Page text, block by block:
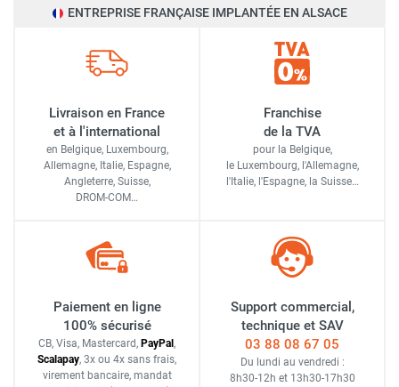
ENTREPRISE FRANÇAISE IMPLANTÉE EN ALSACE
Livraison en France
et à l'international
en Belgique, Luxembourg,
Allemagne, Italie, Espagne,
Angleterre, Suisse,
DROM-COM…
Franchise
de la TVA
pour la Belgique,
le Luxembourg, l'Allemagne,
l'Italie, l'Espagne, la Suisse…
Paiement en ligne
100% sécurisé
CB, Visa, Mastercard, PayPal ,
Scalapay, 3x ou 4x sans frais,
virement bancaire, mandat
Support commercial,
technique et SAV
03 88 08 67 05
Du lundi au vendredi :
8h30-12h et 13h30-17h30